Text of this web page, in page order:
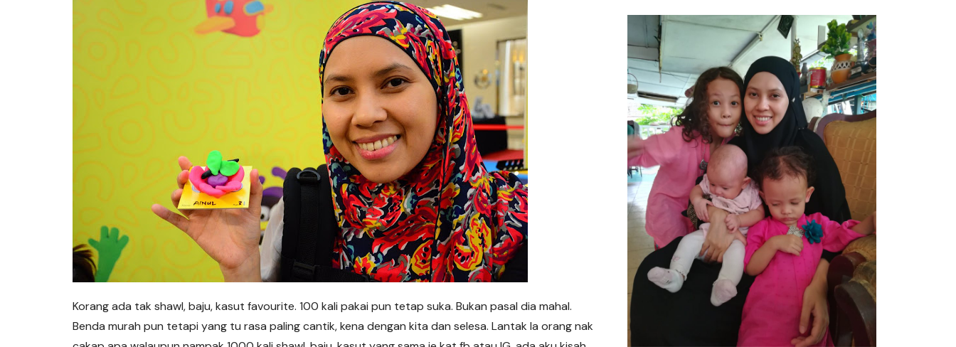
Korang ada tak shawl, baju, kasut favourite. 100 kali pakai pun tetap suka. Bukan pasal dia mahal.
Benda murah pun tetapi yang tu rasa paling cantik, kena dengan kita dan selesa. Lantak la orang nak